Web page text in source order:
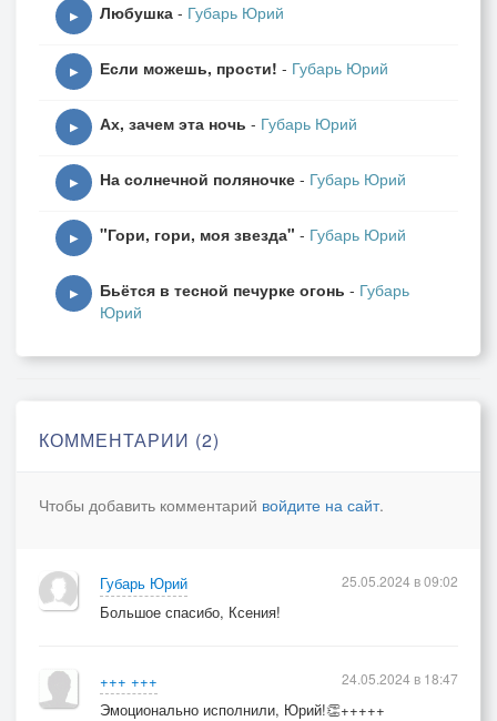
Не сердись и прочь ступай
И меня, и меня не забывай
Мыслей радужных полна
Провела не долго там
Уж она его зовет
Ах, утешь меня мой свет
Не сердись и прочь ступай
Не скучай прощай, прощай
▶ Любушка - Губарь Юрий
▶ Если можешь, прости! - Губарь Юрий
▶ Ах, зачем эта ночь - Губарь Юрий
▶ На солнечной поляночке - Губарь Юрий
▶ "Гори, гори, моя звезда" - Губарь Юрий
▶ Бьётся в тесной печурке огонь - Губарь
Юрий
КОММЕНТАРИИ (2)
Чтобы добавить комментарий войдите на сайт.
Губарь Юрий
Большое спасибо, Ксения!
25.05.2024 в 09:02
+++ +++
Эмоционально исполнили, Юрий!👏+++++
24.05.2024 в 18:47